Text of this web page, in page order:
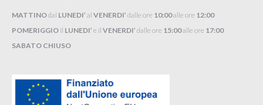
MATTINOdal LUNEDI’ al VENERDI’ dalle ore 10:00alle ore 12:00
POMERIGGIO il LUNEDI’ e il VENERDI’ dalle ore 15:00alle ore 17:00
SABATO CHIUSO